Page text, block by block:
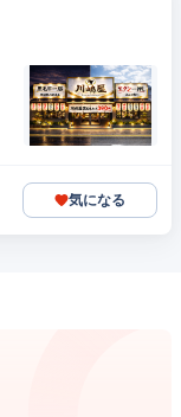
気になる